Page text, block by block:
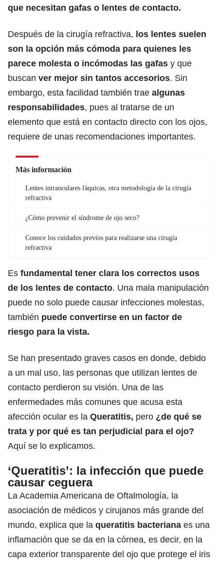
que necesitan gafas o lentes de contacto.
Después de la cirugía refractiva, los lentes suelen
son la opción más cómoda para quienes les
parece molesta o incómodas las gafas y que
buscan ver mejor sin tantos accesorios. Sin
embargo, esta facilidad también trae algunas
responsabilidades, pues al tratarse de un
elemento que está en contacto directo con los ojos,
requiere de unas recomendaciones importantes.
Más información
Lentes intraoculares fáquicas, otra metodología de la cirugía
refractiva
¿Cómo prevenir el síndrome de ojo seco?
Conoce los cuidados previos para realizarse una cirugía
refractiva
Es fundamental tener clara los correctos usos
de los lentes de contacto. Una mala manipulación
puede no solo puede causar infecciones molestas,
también puede convertirse en un factor de
riesgo para la vista.
Se han presentado graves casos en donde, debido
a un mal uso, las personas que utilizan lentes de
contacto perdieron su visión. Una de las
enfermedades más comunes que acusa esta
afección ocular es la Queratitis, pero ¿de qué se
trata y por qué es tan perjudicial para el ojo?
Aquí se lo explicamos.
‘Queratitis’: la infección que puede
causar ceguera
La Academia Americana de Oftalmología, la
asociación de médicos y cirujanos más grande del
mundo, explica que la queratitis bacteriana es una
inflamación que se da en la córnea, es decir, en la
capa exterior transparente del ojo que protege el iris